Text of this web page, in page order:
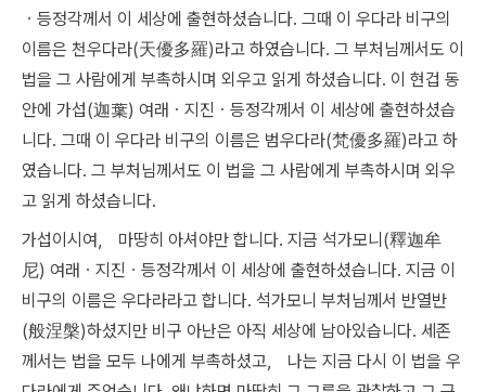
ㆍ등정각께서 이 세상에 출현하셨습니다. 그때 이 우다라 비구의
이름은 천우다라(天優多羅)라고 하였습니다. 그 부처님께서도 이
법을 그 사람에게 부촉하시며 외우고 읽게 하셨습니다. 이 현겁 동
안에 가섭(迦葉) 여래ㆍ지진ㆍ등정각께서 이 세상에 출현하셨습
니다. 그때 이 우다라 비구의 이름은 범우다라(梵優多羅)라고 하
였습니다. 그 부처님께서도 이 법을 그 사람에게 부촉하시며 외우
고 읽게 하셨습니다.
가섭이시여， 마땅히 아셔야만 합니다. 지금 석가모니(釋迦牟
尼) 여래ㆍ지진ㆍ등정각께서 이 세상에 출현하셨습니다. 지금 이
비구의 이름은 우다라라고 합니다. 석가모니 부처님께서 반열반
(般涅槃)하셨지만 비구 아난은 아직 세상에 남아있습니다. 세존
께서는 법을 모두 나에게 부촉하셨고， 나는 지금 다시 이 법을 우